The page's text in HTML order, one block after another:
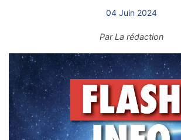
04 Juin 2024
ParLa rédaction